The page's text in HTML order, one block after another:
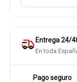
Entrega 24/
En toda
Pago seguro